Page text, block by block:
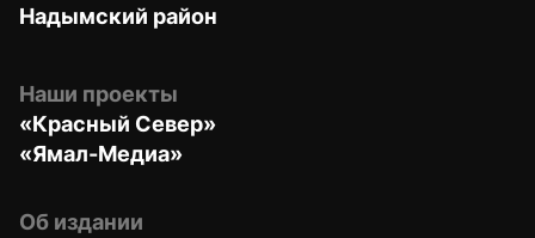
Надымский район
Наши проекты
«Красный Север»
«Ямал-Медиа»
Об издании